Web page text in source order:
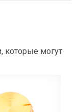
которые могут